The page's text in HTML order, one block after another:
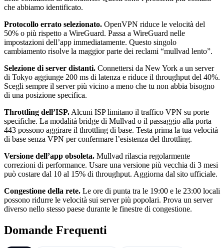
che abbiamo identificato.
Protocollo errato selezionato. OpenVPN riduce le velocità del
50% o più rispetto a WireGuard. Passa a WireGuard nelle
impostazioni dell’app immediatamente. Questo singolo
cambiamento risolve la maggior parte dei reclami “mullvad lento”.
Selezione di server distanti. Connettersi da New York a un server
di Tokyo aggiunge 200 ms di latenza e riduce il throughput del 40%.
Scegli sempre il server più vicino a meno che tu non abbia bisogno
di una posizione specifica.
Throttling dell’ISP. Alcuni ISP limitano il traffico VPN su porte
specifiche. La modalità bridge di Mullvad o il passaggio alla porta
443 possono aggirare il throttling di base. Testa prima la tua velocità
di base senza VPN per confermare l’esistenza del throttling.
Versione dell’app obsoleta. Mullvad rilascia regolarmente
correzioni di performance. Usare una versione più vecchia di 3 mesi
può costare dal 10 al 15% di throughput. Aggiorna dal sito ufficiale.
Congestione della rete. Le ore di punta tra le 19:00 e le 23:00 locali
possono ridurre le velocità sui server più popolari. Prova un server
diverso nello stesso paese durante le finestre di congestione.
Domande Frequenti